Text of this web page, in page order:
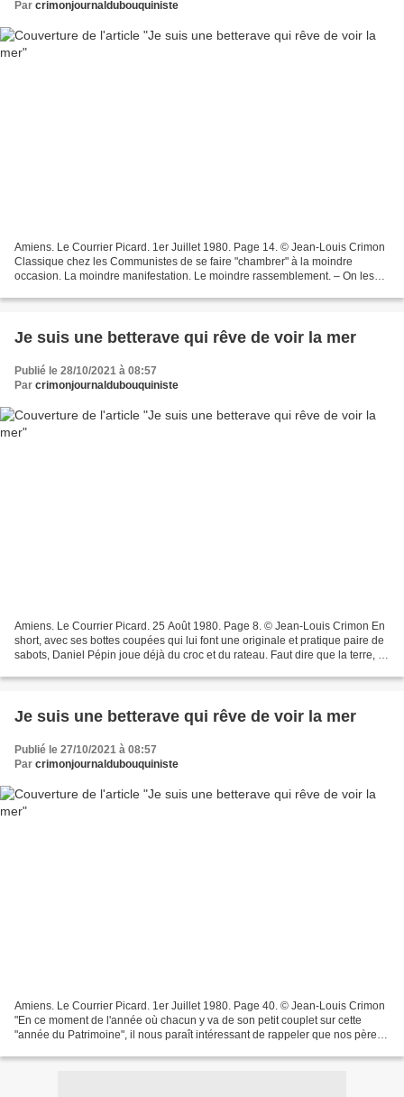
Par crimonjournaldubouquiniste
Amiens. Le Courrier Picard. 1er Juillet 1980. Page 14. © Jean-Louis Crimon
Classique chez les Communistes de se faire "chambrer" à la moindre
occasion. La moindre manifestation. Le moindre rassemblement. – On les
Je suis une betterave qui rêve de voir la mer
Publié le 28/10/2021 à 08:57
Par crimonjournaldubouquiniste
Amiens. Le Courrier Picard. 25 Août 1980. Page 8. © Jean-Louis Crimon En
short, avec ses bottes coupées qui lui font une originale et pratique paire de
sabots, Daniel Pépin joue déjà du croc et du rateau. Faut dire que la terre, il
Je suis une betterave qui rêve de voir la mer
Publié le 27/10/2021 à 08:57
Par crimonjournaldubouquiniste
Amiens. Le Courrier Picard. 1er Juillet 1980. Page 40. © Jean-Louis Crimon
"En ce moment de l'année où chacun y va de son petit couplet sur cette
"année du Patrimoine", il nous paraît intéressant de rappeler que nos pères